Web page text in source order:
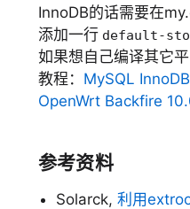
InnoDB的话需要在
添加一行 default-
如果想自己编译其它
教程： MySQL
OpenWrt Backfire
参考资料
Solarck, 利用